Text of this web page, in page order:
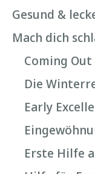
Gesund &
Mach dich
Coming Out
Die
Early
Erste Hilfe